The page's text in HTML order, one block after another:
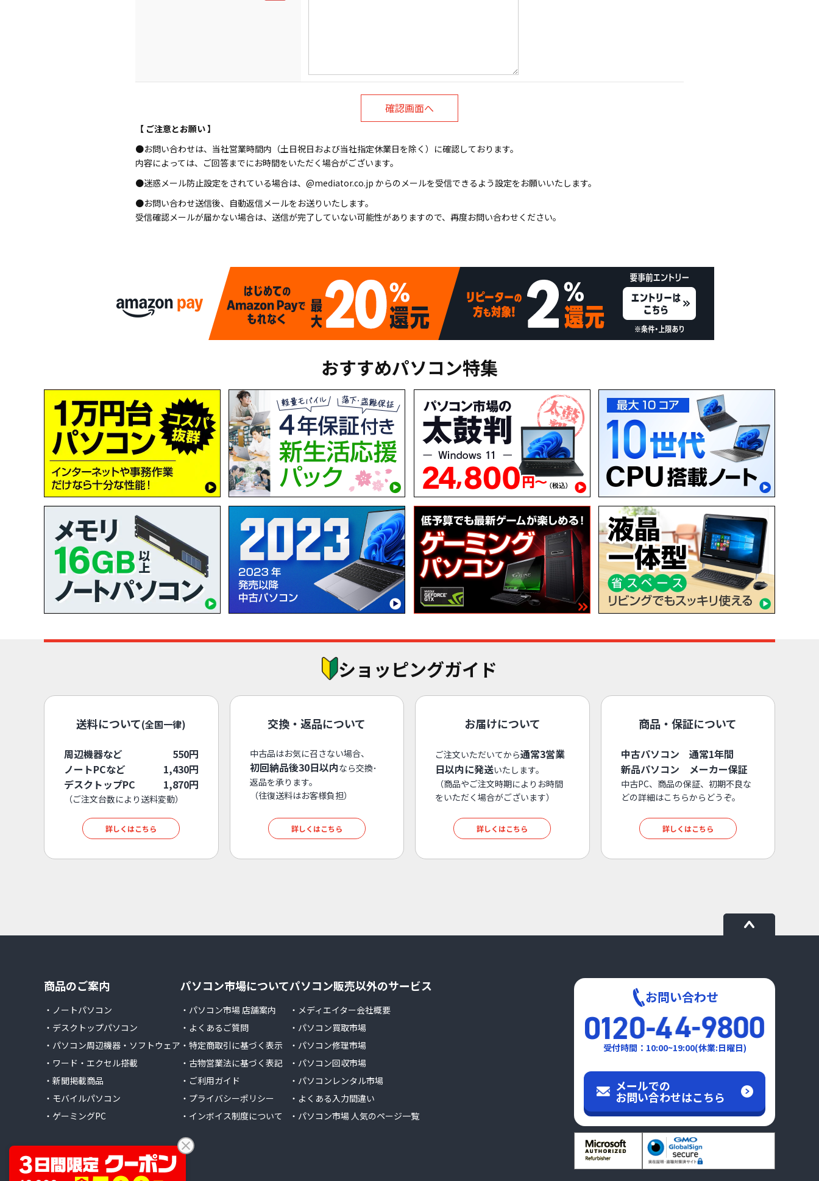
【 ご注意とお願い 】
●お問い合わせは、当社営業時間内（土日祝日および当社指定休業日を除く）に確認しております。
内容によっては、ご回答までにお時間をいただく場合がございます。
●迷惑メール防止設定をされている場合は、@mediator.co.jp からのメールを受信できるよう設定をお願いいたします。
●お問い合わせ送信後、自動返信メールをお送りいたします。
受信確認メールが届かない場合は、送信が完了していない可能性がありますので、再度お問い合わせください。
おすすめパソコン特集
ショッピングガイド
送料について(全国一律)
周辺機器など
550円
ノートPCなど
1,430円
デスクトップPC
1,870円
（ご注文台数により送料変動）
詳しくはこちら
交換・返品について
中古品はお気に召さない場合、
初回納品後30日以内なら交換･
返品を承ります。
（往復送料はお客様負担）
詳しくはこちら
お届けについて
ご注文いただいてから通常3営業
日以内に発送いたします。
（商品やご注文時期によりお時間
をいただく場合がございます）
詳しくはこちら
商品・保証について
中古パソコン 通常1年間
新品パソコン メーカー保証
中古PC、商品の保証、初期不良な
どの詳細はこちらからどうぞ。
詳しくはこちら
商品のご案内
・ノートパソコン
・デスクトップパソコン
・パソコン周辺機器・ソフトウェア
・ワード・エクセル搭載
・新聞掲載商品
・モバイルパソコン
・ゲーミングPC
パソコン市場について
・パソコン市場 店舗案内
・よくあるご質問
・特定商取引に基づく表示
・古物営業法に基づく表記
・ご利用ガイド
・プライバシーポリシー
・インボイス制度について
パソコン販売以外のサービス
・メディエイター会社概要
・パソコン買取市場
・パソコン修理市場
・パソコン回収市場
・パソコンレンタル市場
・よくある入力間違い
・パソコン市場 人気のページ一覧
お問い合わせ
受付時間：10:00~19:00(休業:日曜日)
メールでの
お問い合わせはこちら